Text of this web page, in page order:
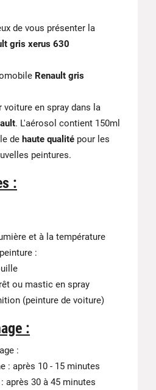
de vous présenter la
gris xerus 630
Renault gris
voiture en spray dans la
. L'aérosol contient 150ml
de haute qualité pour les
peintures.
:
et à la température
:
ou mastic en spray
(peinture de voiture)
:
:
: après 10 - 15 minutes
après 30 à 45 minutes